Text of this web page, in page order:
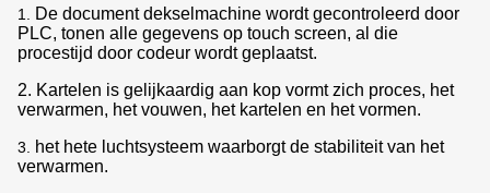
1.
De document dekselmachine wordt gecontroleerd door
PLC, tonen alle gegevens op touch screen, al die
procestijd door codeur wordt geplaatst.
2. Kartelen is gelijkaardig aan kop vormt zich proces, het
verwarmen, het vouwen, het kartelen en het vormen.
3.
het hete luchtsysteem waarborgt de stabiliteit van het
verwarmen.